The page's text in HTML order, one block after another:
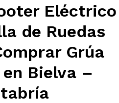
Eléctrico
de Ruedas
Grúa
Bielva –